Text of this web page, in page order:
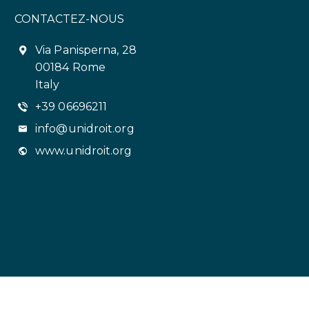
CONTACTEZ-NOUS
Via Panisperna, 28
00184 Rome
Italy
+39 06696211
info@unidroit.org
www.unidroit.org